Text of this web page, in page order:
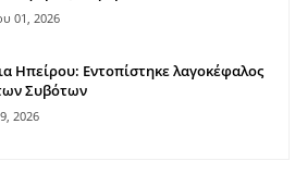
01, 2026
Ηπείρου: Εντοπίστηκε λαγοκέφαλος
Συβότων
2026